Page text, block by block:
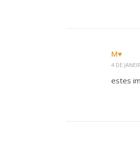
М♥
4 DE
estes